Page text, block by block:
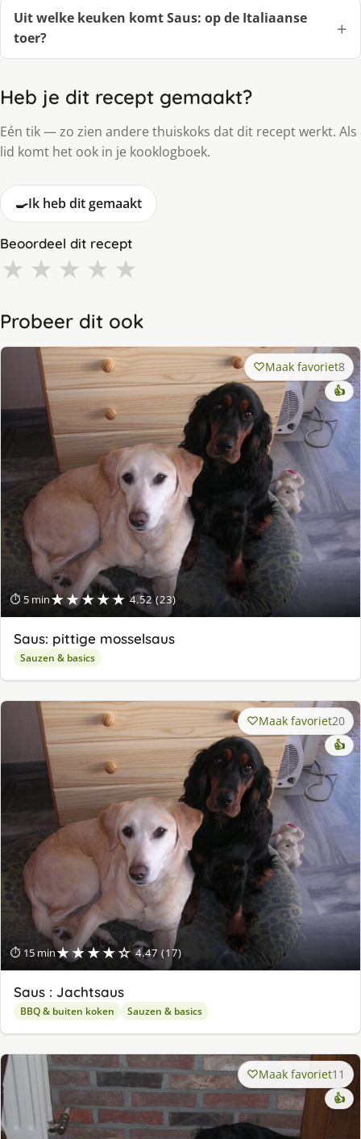
Uit welke keuken komt Saus: op de Italiaanse
toer?
Heb je dit recept gemaakt?
Eén tik — zo zien andere thuiskoks dat dit recept werkt. Als
lid komt het ook in je kooklogboek.
🍳Ik heb dit gemaakt
Beoordeel dit recept
★ ★ ★ ★ ★
Probeer dit ook
⏱ 5 min★★★★★ 4.52 (23)
Maak favoriet8
👍
Saus: pittige mosselsaus
Sauzen & basics
⏱ 15 min★★★★☆ 4.47 (17)
Maak favoriet20
👍
Saus : Jachtsaus
BBQ & buiten koken Sauzen & basics
Maak favoriet11
👍